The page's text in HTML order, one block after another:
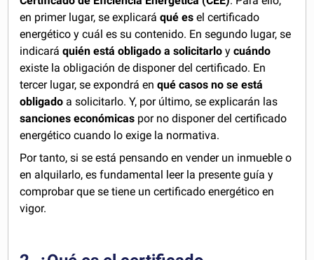
en primer lugar, se explicaráqué es el certificado
energético y cuál es su contenido. En segundo lugar, se
indicaráquién está obligado a solicitarlo ycuándo
existe la obligación de disponer del certificado. En
tercer lugar, se expondrá enqué casos no se está
obligado a solicitarlo. Y, por último, se explicarán las
sanciones económicas por no disponer del certificado
energético cuando lo exige la normativa.
Por tanto, si se está pensando en vender un inmueble o
en alquilarlo, es fundamental leer la presente guía y
comprobar que se tiene un certificado energético en
vigor.